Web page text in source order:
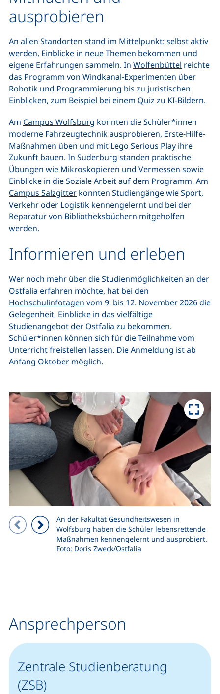
ausprobieren
An allen Standorten stand im Mittelpunkt: selbst aktiv
werden, Einblicke in neue Themen bekommen und
eigene Erfahrungen sammeln. In Wolfenbüttel reichte
das Programm von Windkanal-Experimenten über
Robotik und Programmierung bis zu juristischen
Einblicken, zum Beispiel bei einem Quiz zu KI-Bildern.
Am Campus Wolfsburg konnten die Schüler*innen
moderne Fahrzeugtechnik ausprobieren, Erste-Hilfe-
Maßnahmen üben und mit Lego Serious Play ihre
Zukunft bauen. In Suderburg standen praktische
Übungen wie Mikroskopieren und Vermessen sowie
Einblicke in die Soziale Arbeit auf dem Programm. Am
Campus Salzgitter konnten Studiengänge wie Sport,
Verkehr oder Logistik kennengelernt und bei der
Reparatur von Bibliotheksbüchern mitgeholfen
werden.
Informieren und erleben
Wer noch mehr über die Studienmöglichkeiten an der
Ostfalia erfahren möchte, hat bei den
Hochschulinfotagen vom 9. bis 12. November 2026 die
Gelegenheit, Einblicke in das vielfältige
Studienangebot der Ostfalia zu bekommen.
Schüler*innen können sich für die Teilnahme vom
Unterricht freistellen lassen. Die Anmeldung ist ab
Anfang Oktober möglich.
An der Fakultät Gesundheitswesen in
Wolfsburg haben die Schüler lebensrettende
Maßnahmen kennengelernt und ausprobiert.
Foto: Doris Zweck/Ostfalia
Zeigt Folie 1 von 6
Vorheriges Bild
Nächstes Bild
Ansprechperson
Zentrale Studienberatung
(ZSB)